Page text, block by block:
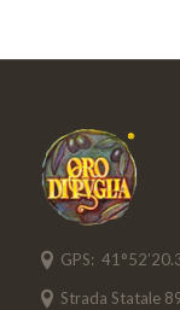
GPS:
Strada Statale